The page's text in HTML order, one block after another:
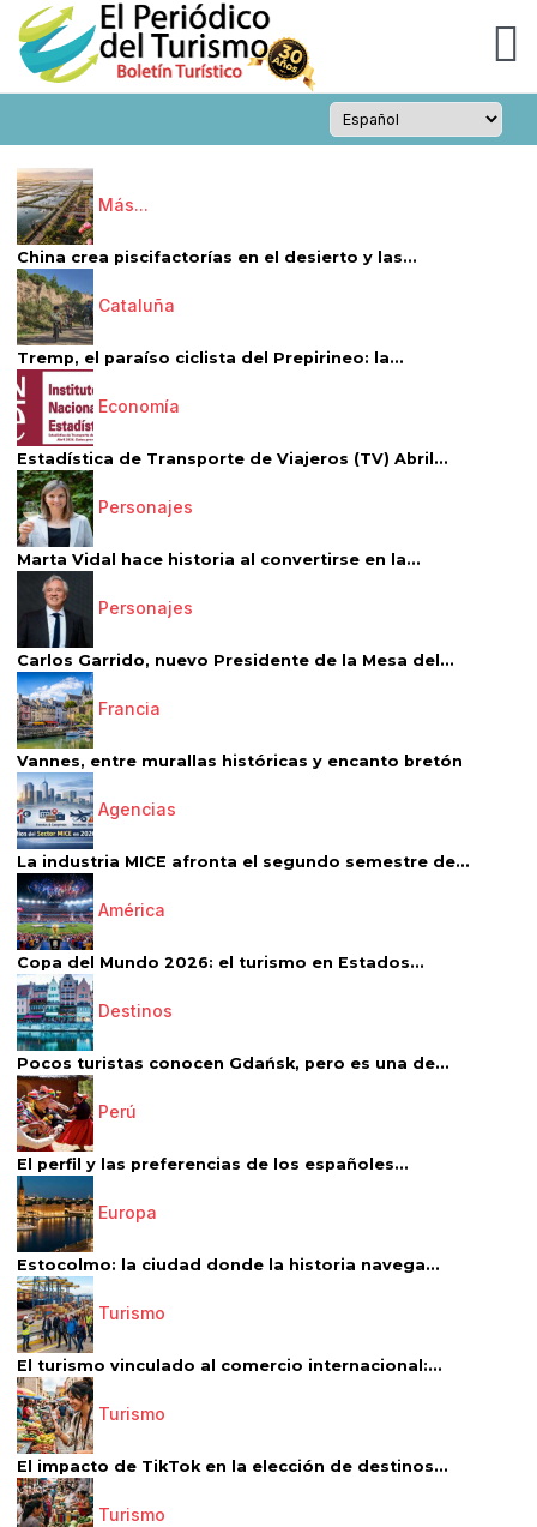
Más...
China crea piscifactorías en el desierto y las...
Cataluña
Tremp, el paraíso ciclista del Prepirineo: la...
Economía
Estadística de Transporte de Viajeros (TV) Abril...
Personajes
Marta Vidal hace historia al convertirse en la...
Personajes
Carlos Garrido, nuevo Presidente de la Mesa del...
Francia
Vannes, entre murallas históricas y encanto bretón
Agencias
La industria MICE afronta el segundo semestre de...
América
Copa del Mundo 2026: el turismo en Estados...
Destinos
Pocos turistas conocen Gdańsk, pero es una de...
Perú
El perfil y las preferencias de los españoles...
Europa
Estocolmo: la ciudad donde la historia navega...
Turismo
El turismo vinculado al comercio internacional:...
Turismo
El impacto de TikTok en la elección de destinos...
Turismo